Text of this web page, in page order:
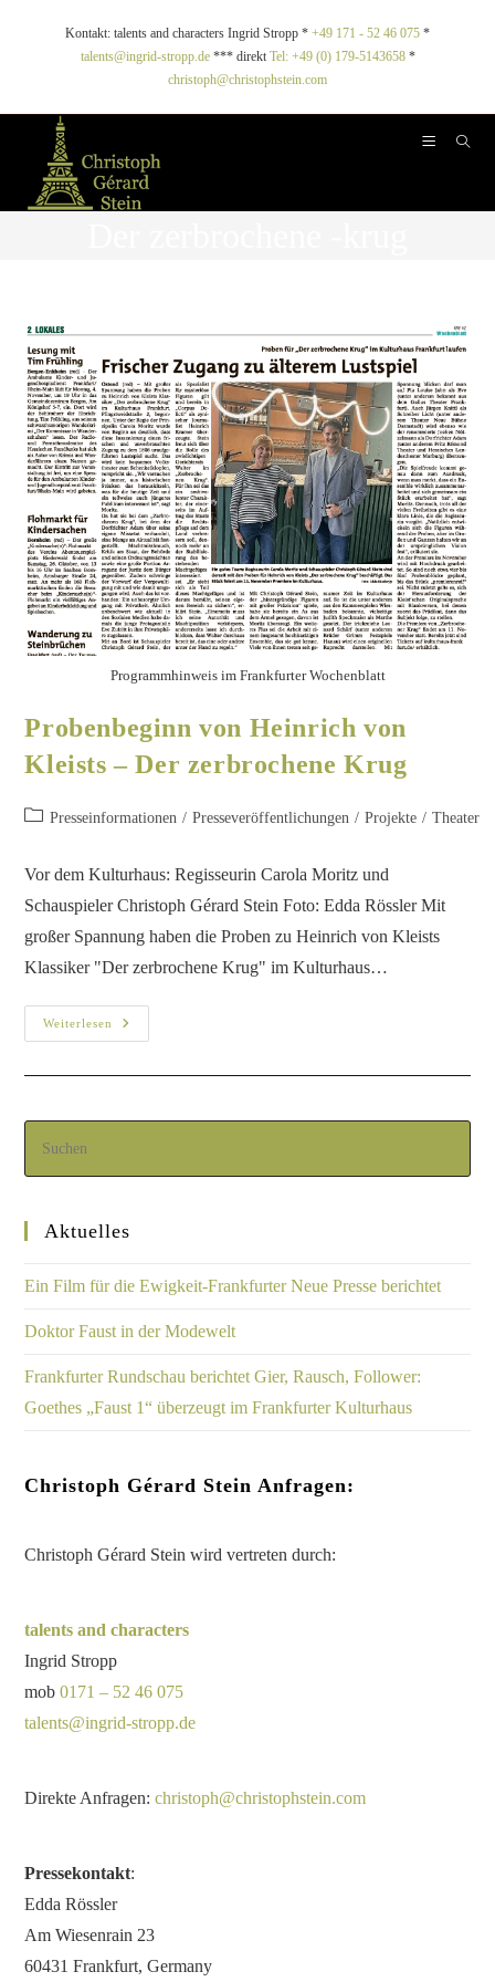
Kontakt: talents and characters Ingrid Stropp * +49 171 - 52 46 075 *
talents@ingrid-stropp.de*** direkt Tel: +49 (0) 179-5143658*
christoph@christophstein.com
Programmhinweis im Frankfurter Wochenblatt
Probenbeginn von Heinrich von
Kleists – Der zerbrochene Krug
Presseinformationen / Presseveröffentlichungen / Projekte / Theater
Vor dem Kulturhaus: Regisseurin Carola Moritz und
Schauspieler Christoph Gérard Stein Foto: Edda Rössler Mit
großer Spannung haben die Proben zu Heinrich von Kleists
Klassiker "Der zerbrochene Krug" im Kulturhaus…
Weiterlesen
Aktuelles
Ein Film für die Ewigkeit-Frankfurter Neue Presse berichtet
Doktor Faust in der Modewelt
Frankfurter Rundschau berichtet Gier, Rausch, Follower:
Goethes „Faust 1“ überzeugt im Frankfurter Kulturhaus
Christoph Gérard Stein Anfragen:
Christoph Gérard Stein wird vertreten durch:
talents and characters
Ingrid Stropp
mob0171 – 52 46 075
talents@ingrid-stropp.de
Direkte Anfragen:christoph@christophstein.com
Pressekontakt:
Edda Rössler
Am Wiesenrain 23
60431 Frankfurt, Germany